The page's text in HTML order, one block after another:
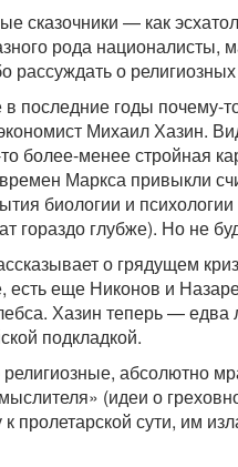
сказочники — как
рода националисты,
рассуждать о
последние годы почему-
Михаил Хазин.
то более-менее стройная
Маркса привыкли
биологии и
гораздо глубже). Но не
о грядущем
есть еще Никонов и
Хазин теперь —
подкладкой.
религиозные, абсолютно
(идеи о
пролетарской сути, им